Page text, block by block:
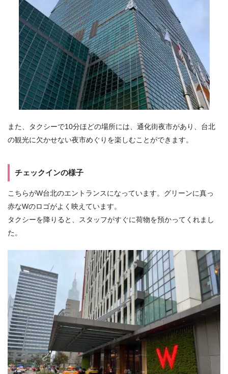
また、タクシーで10分ほどの場所には、通化街夜市があり、台北
の観光に欠かせない夜市めぐりを楽しむことができます。
チェックインの様子
こちらがW台北のエントランスになっています。グリーンに真っ
赤なWのロゴがよく映えています。
タクシーを降りると、スタッフがすぐに荷物を預かってくれまし
た。